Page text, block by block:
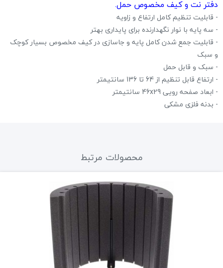
دفتر نت و کیف مخصوص حمل.
- قابلیت تنظیم کامل ارتفاع و زاویه
- سه پایه با نوار نگهدارنده برای پایداری بهتر
- قابلیت جمع شدن کامل پایه و جاسازی در کیف مخصوص بسیار کوچک
و سبک
- سبک و قابل حمل
- ارتفاع قابل تنظیم از 64 تا 136 سانتیمتر
- ابعاد صفحه رویی 46x29 سانتیمتر
- بدنه فلزی مشکی
محصولات مرتبط